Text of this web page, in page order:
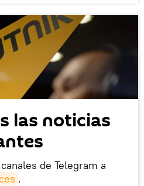
las noticias
de Telegram a
.